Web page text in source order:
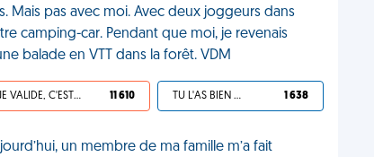
Mais pas avec moi. Avec deux joggeurs dans
camping-car. Pendant que moi, je revenais
balade en VTT dans la forêt. VDM
JE VALIDE, C'EST UNE VDM 11 610 TU L'AS BIEN MÉRITÉ 1 638
un membre de ma famille m’a fait